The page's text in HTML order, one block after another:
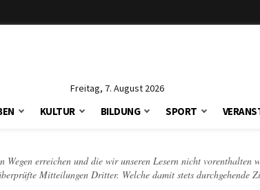
Freitag, 7. August 2026
KULTUR BILDUNG SPORT
erreichen und die wir unseren Lesern nicht vorenthalten
Mitteilungen Dritter. Welche damit stets durchgehende